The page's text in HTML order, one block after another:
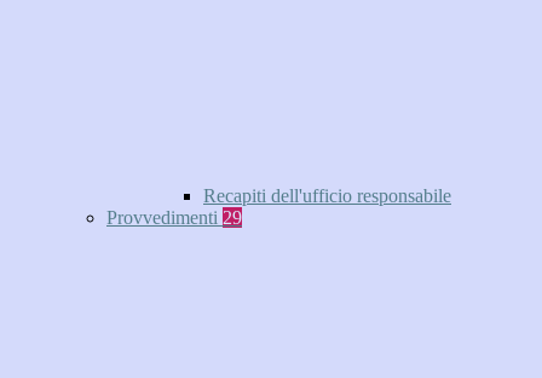
Recapiti dell'ufficio responsabile
Provvedimenti 29